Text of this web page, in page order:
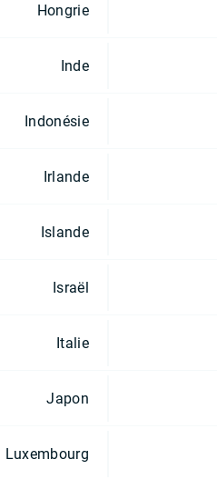
Hongrie
Inde
Indonésie
Irlande
Islande
Israël
Italie
Japon
Luxembourg